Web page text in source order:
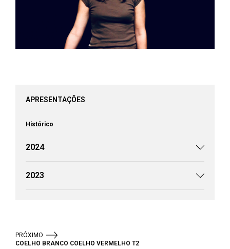
APRESENTAÇÕES
Histórico
2024
2023
PRÓXIMO
COELHO BRANCO COELHO VERMELHO T2